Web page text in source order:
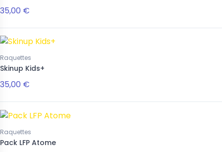
35,00 €
Raquettes
Skinup Kids+
35,00 €
Raquettes
Pack LFP Atome